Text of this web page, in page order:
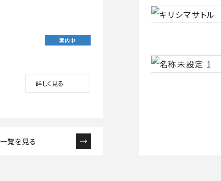
案内中
詳しく見る
一覧を見る